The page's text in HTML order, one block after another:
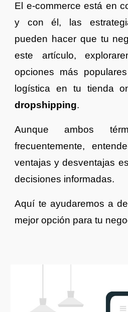
El e-commerce está en
y con él, las
pueden hacer que tu
este artículo,
opciones más
logística en tu tienda
dropshipping.
Aunque ambos
frecuentemente,
ventajas y desventajas
decisiones informadas.
Aquí te ayudaremos a
mejor opción para tu